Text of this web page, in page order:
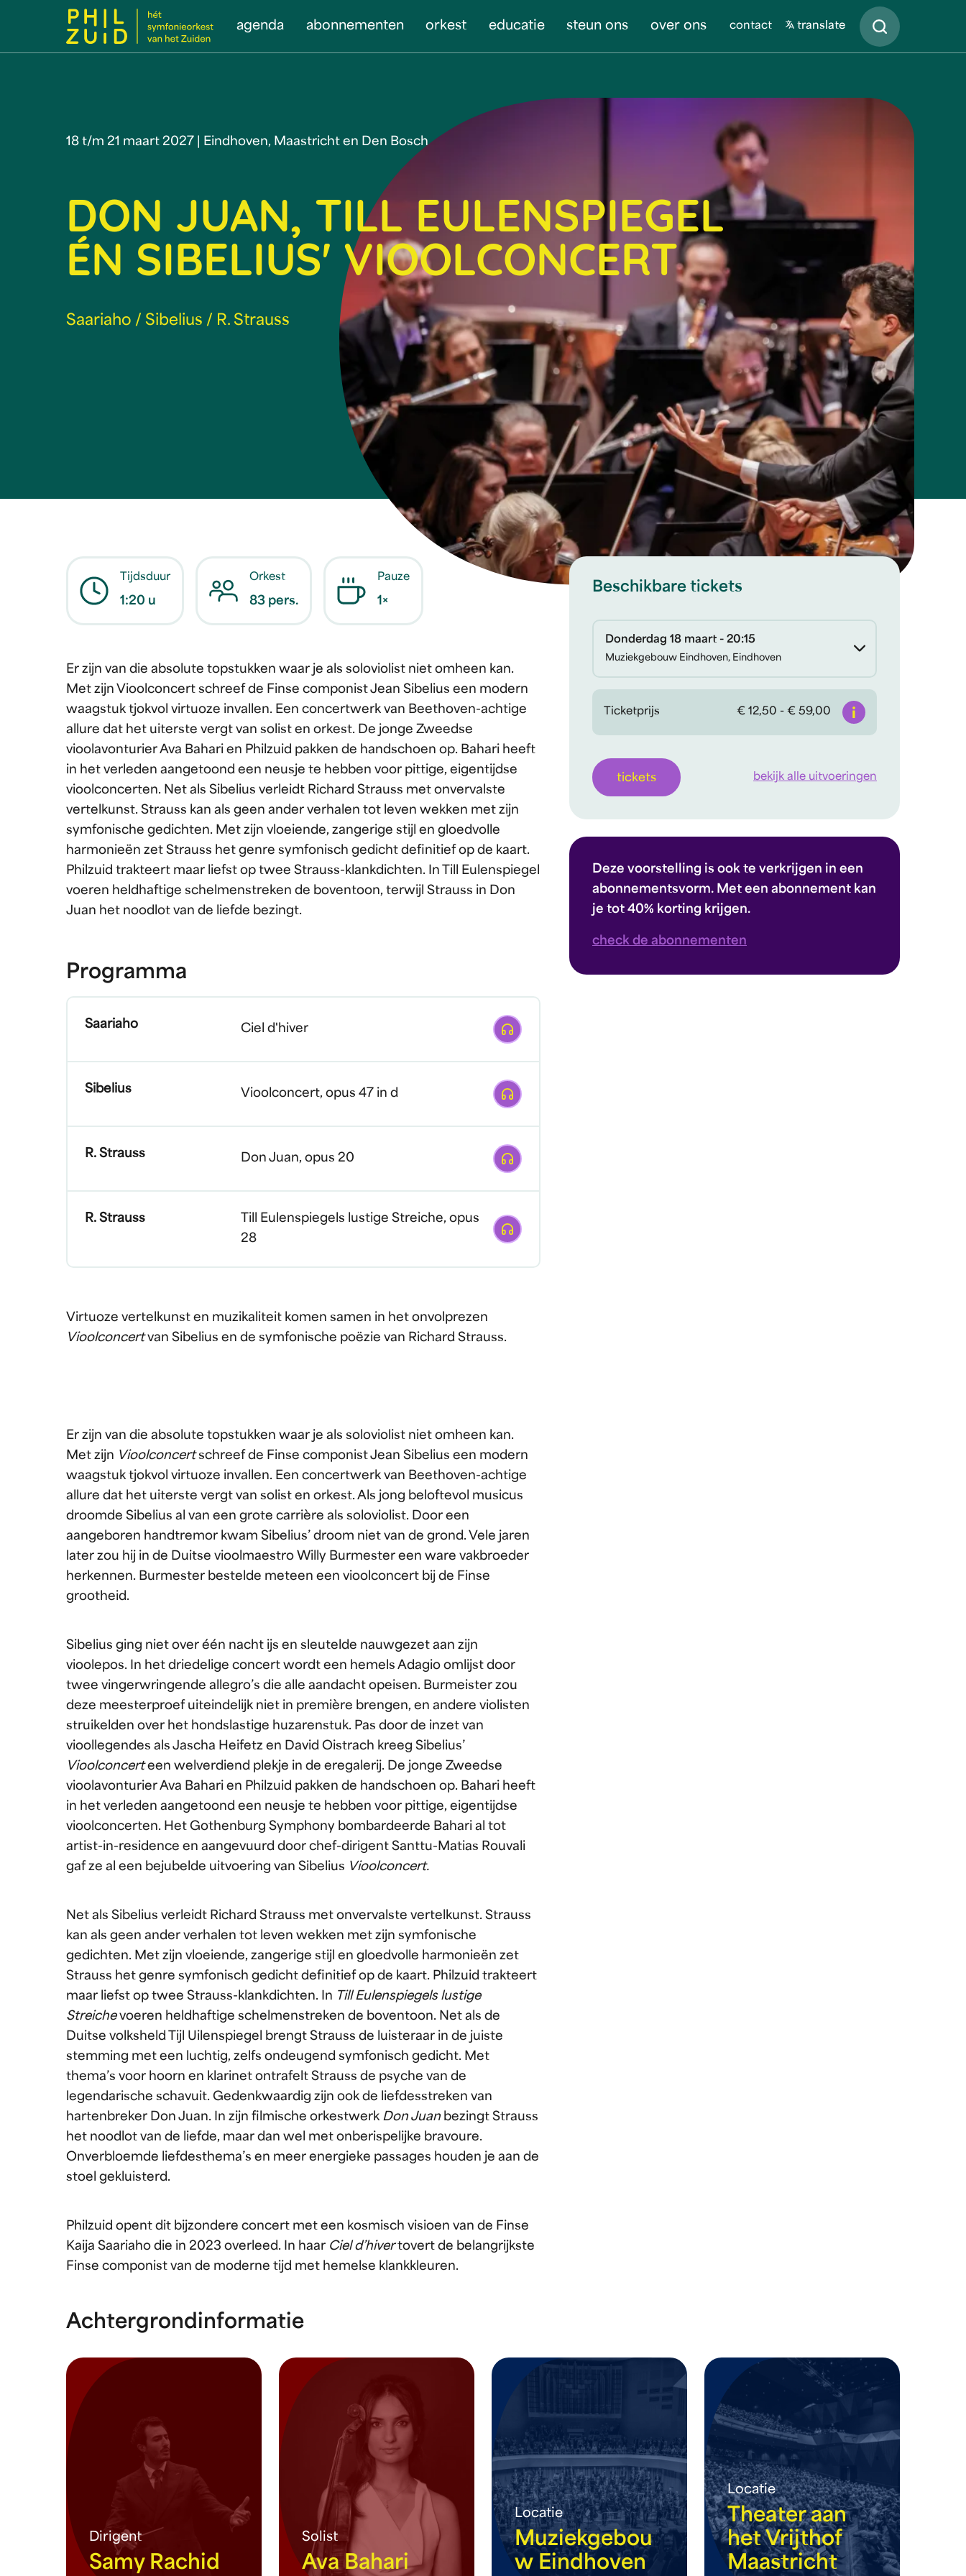
agenda abonnementen orkest educatie steun ons over ons contact translate
Zoeken
DON JUAN, TILL EULENSPIEGEL
ÉN SIBELIUS' VIOOLCONCERT
18 t/m 21 maart 2027 | Eindhoven, Maastricht en Den Bosch
Saariaho / Sibelius / R. Strauss
Tijdsduur
1:20 u
Orkest
83 pers.
Pauze
1×
Er zijn van die absolute topstukken waar je als soloviolist niet omheen kan.
Met zijn Vioolconcert schreef de Finse componist Jean Sibelius een modern
waagstuk tjokvol virtuoze invallen. Een concertwerk van Beethoven-achtige
allure dat het uiterste vergt van solist en orkest. De jonge Zweedse
vioolavonturier Ava Bahari en Philzuid pakken de handschoen op. Bahari heeft
in het verleden aangetoond een neusje te hebben voor pittige, eigentijdse
vioolconcerten. Net als Sibelius verleidt Richard Strauss met onvervalste
vertelkunst. Strauss kan als geen ander verhalen tot leven wekken met zijn
symfonische gedichten. Met zijn vloeiende, zangerige stijl en gloedvolle
harmonieën zet Strauss het genre symfonisch gedicht definitief op de kaart.
Philzuid trakteert maar liefst op twee Strauss-klankdichten. In Till Eulenspiegel
voeren heldhaftige schelmenstreken de boventoon, terwijl Strauss in Don
Juan het noodlot van de liefde bezingt.
Programma
Saariaho Ciel d'hiver Afspelen
Sibelius Vioolconcert, opus 47 in d Afspelen
R. Strauss Don Juan, opus 20 Afspelen
R. Strauss
Till Eulenspiegels lustige Streiche, opus
28
Afspelen
Virtuoze vertelkunst en muzikaliteit komen samen in het onvolprezen
Vioolconcertvan Sibelius en de symfonische poëzie van Richard Strauss.
Er zijn van die absolute topstukken waar je als soloviolist niet omheen kan.
Met zijn Vioolconcertschreef de Finse componist Jean Sibelius een modern
waagstuk tjokvol virtuoze invallen. Een concertwerk van Beethoven-achtige
allure dat het uiterste vergt van solist en orkest. Als jong beloftevol musicus
droomde Sibelius al van een grote carrière als soloviolist. Door een
aangeboren handtremor kwam Sibelius’ droom niet van de grond. Vele jaren
later zou hij in de Duitse vioolmaestro Willy Burmester een ware vakbroeder
herkennen. Burmester bestelde meteen een vioolconcert bij de Finse
grootheid.
Sibelius ging niet over één nacht ijs en sleutelde nauwgezet aan zijn
vioolepos. In het driedelige concert wordt een hemels Adagio omlijst door
twee vingerwringende allegro’s die alle aandacht opeisen. Burmeister zou
deze meesterproef uiteindelijk niet in première brengen, en andere violisten
struikelden over het hondslastige huzarenstuk. Pas door de inzet van
vioollegendes als Jascha Heifetz en David Oistrach kreeg Sibelius’
Vioolconcerteen welverdiend plekje in de eregalerij. De jonge Zweedse
vioolavonturier Ava Bahari en Philzuid pakken de handschoen op. Bahari heeft
in het verleden aangetoond een neusje te hebben voor pittige, eigentijdse
vioolconcerten. Het Gothenburg Symphony bombardeerde Bahari al tot
artist-in-residence en aangevuurd door chef-dirigent Santtu-Matias Rouvali
gaf ze al een bejubelde uitvoering van Sibelius Vioolconcert.
Net als Sibelius verleidt Richard Strauss met onvervalste vertelkunst. Strauss
kan als geen ander verhalen tot leven wekken met zijn symfonische
gedichten. Met zijn vloeiende, zangerige stijl en gloedvolle harmonieën zet
Strauss het genre symfonisch gedicht definitief op de kaart. Philzuid trakteert
maar liefst op twee Strauss-klankdichten. In Till Eulenspiegels lustige
Streichevoeren heldhaftige schelmenstreken de boventoon. Net als de
Duitse volksheld Tijl Uilenspiegel brengt Strauss de luisteraar in de juiste
stemming met een luchtig, zelfs ondeugend symfonisch gedicht. Met
thema’s voor hoorn en klarinet ontrafelt Strauss de psyche van de
legendarische schavuit. Gedenkwaardig zijn ook de liefdesstreken van
hartenbreker Don Juan. In zijn filmische orkestwerk Don Juan bezingt Strauss
het noodlot van de liefde, maar dan wel met onberispelijke bravoure.
Onverbloemde liefdesthema’s en meer energieke passages houden je aan de
stoel gekluisterd.
Philzuid opent dit bijzondere concert met een kosmisch visioen van de Finse
Kaija Saariaho die in 2023 overleed. In haar Ciel d’hivertovert de belangrijkste
Finse componist van de moderne tijd met hemelse klankkleuren.
Beschikbare tickets
Donderdag 18 maart - 20:15
Muziekgebouw Eindhoven, Eindhoven
Ticketprijs € 12,50 - € 59,00 Info
tickets bekijk alle uitvoeringen
Deze voorstelling is ook te verkrijgen in een
abonnementsvorm. Met een abonnement kan
je tot 40% korting krijgen.
check de abonnementen
Achtergrondinformatie
Dirigent
Samy Rachid
Solist
Ava Bahari
Locatie
Muziekgebou
w Eindhoven
Locatie
Theater aan
het Vrijthof
Maastricht